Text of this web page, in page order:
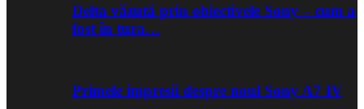
Delta văzută prin obiectivele Sony – cum a
fost în tura…
Primele impresii despre noul Sony A7 IV